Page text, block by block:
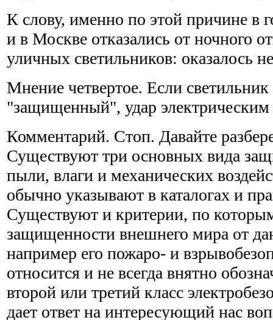
К слову, именно по этой причине в
и в Москве отказались от ночного
уличных светильников: оказалось
Мнение четвертое. Если светильник
"защищенный", удар электрическим
Комментарий. Стоп. Давайте
Существуют три основных вида
пыли, влаги и механических
обычно указывают в каталогах и
Существуют и критерии, по
защищенности внешнего мира от
например его пожаро- и
относится и не всегда внятно
второй или третий класс
дает ответ на интересующий нас